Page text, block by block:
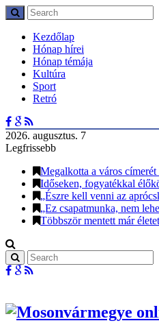
Kezdőlap
Hónap hírei
Hónap témája
Kultúra
Sport
Retró
2026. augusztus. 7
Legfrissebb
Megalkotta a város címerét
Időseken, fogyatékkal
„Észre kell venni az
„Ez csapatmunka, nem
Többször mentett már életet